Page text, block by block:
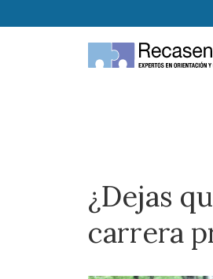
¿Dejas
carrera